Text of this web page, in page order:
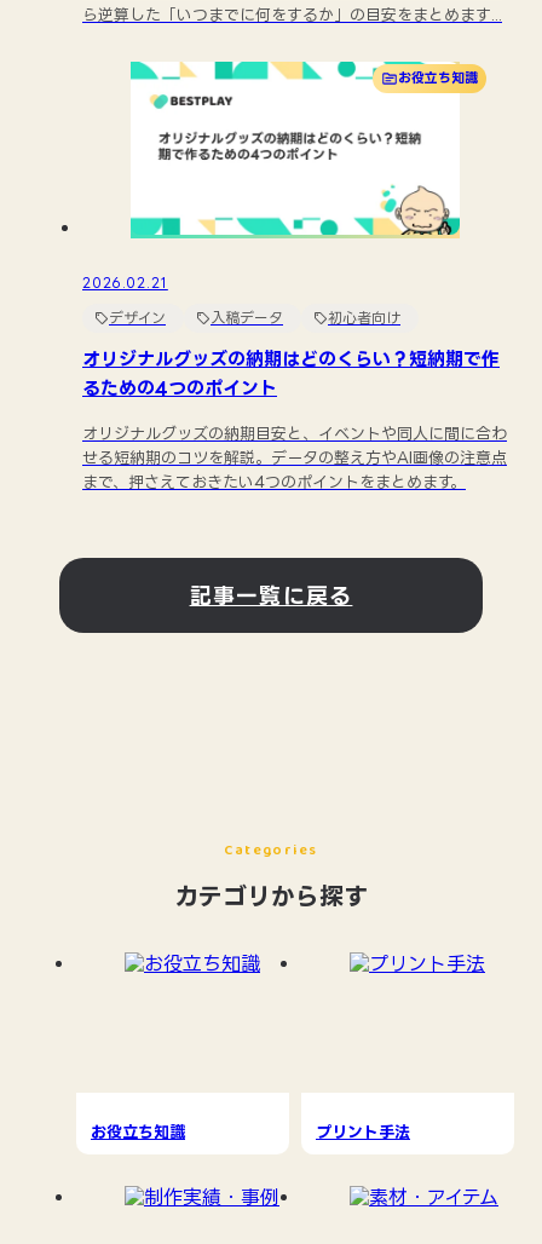
ら逆算した「いつまでに何をするか」の目安をまとめます...
お役立ち知識
2026.02.21
デザイン 入稿データ 初心者向け
オリジナルグッズの納期はどのくらい？短納期で作
るための4つのポイント
オリジナルグッズの納期目安と、イベントや同人に間に合わ
せる短納期のコツを解説。データの整え方やAI画像の注意点
まで、押さえておきたい4つのポイントをまとめます。
記事一覧に戻る
Categories
カテゴリから探す
お役立ち知識 プリント手法